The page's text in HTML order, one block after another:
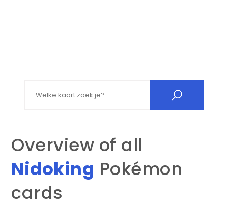
Overview of all
Nidoking Pokémon
cards